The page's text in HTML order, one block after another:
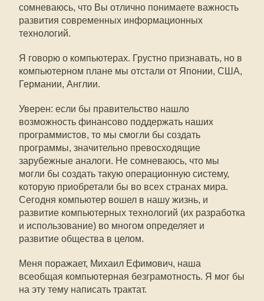
сомневаюсь, что Вы отлично понимаете важность
развития современных информационных
технологий.
Я говорю о компьютерах. Грустно признавать, но в
компьютерном плане мы отстали от Японии, США,
Германии, Англии.
Уверен: если бы правительство нашло
возможность финансово поддержать наших
программистов, то мы смогли бы создать
программы, значительно превосходящие
зарубежные аналоги. Не сомневаюсь, что мы
могли бы создать такую операционную систему,
которую приобретали бы во всех странах мира.
Сегодня компьютер вошел в нашу жизнь, и
развитие компьютерных технологий (их разработка
и использование) во многом определяет и
развитие общества в целом.
Меня поражает, Михаил Ефимович, наша
всеобщая компьютерная безграмотность. Я мог бы
на эту тему написать трактат.